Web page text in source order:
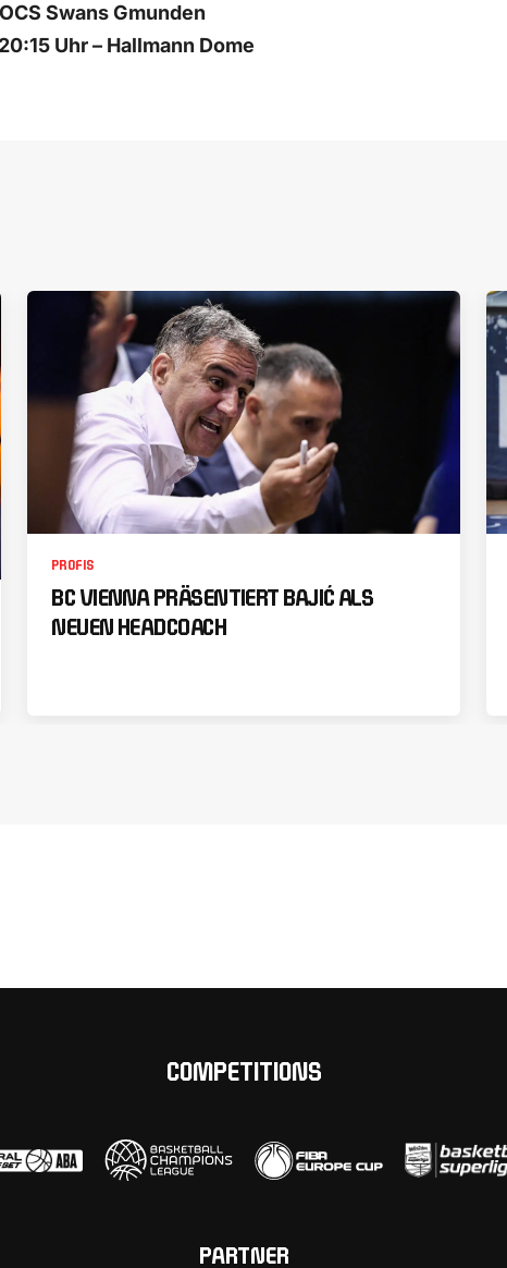
Swans Gmunden
Uhr – Hallmann Dome
PROFIS
BC VIENNA PRÄSENTIERT BAJIĆ ALS
NEUEN HEADCOACH
COMPETITIONS
PARTNER